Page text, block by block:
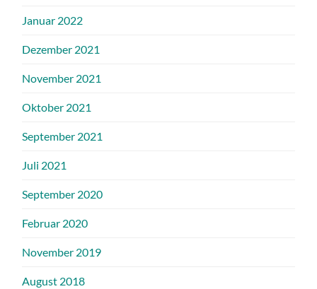
Januar 2022
Dezember 2021
November 2021
Oktober 2021
September 2021
Juli 2021
September 2020
Februar 2020
November 2019
August 2018